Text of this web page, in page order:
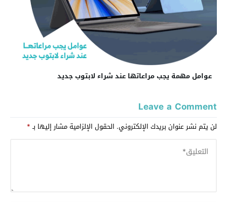
عوامل مهمة يجب مراعاتها عند شراء لابتوب جديد
Leave a Comment
لن يتم نشر عنوان بريدك الإلكتروني. الحقول الإلزامية مشار إليها بـ*